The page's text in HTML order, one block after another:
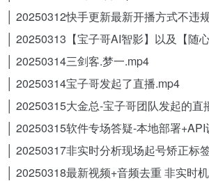
│ 20250312快手更新最新开播方式不违
│ 20250313【宝子哥AI智影】以及【随
│ 20250314三剑客.梦一.mp4
│ 20250314宝子哥发起了直播.mp4
│ 20250315大金总-宝子哥团队发起的直
│ 20250315软件专场答疑-本地部署
│ 20250317非实时分析现场起号矫正标
│ 20250318最新视频+音频去重 非实时